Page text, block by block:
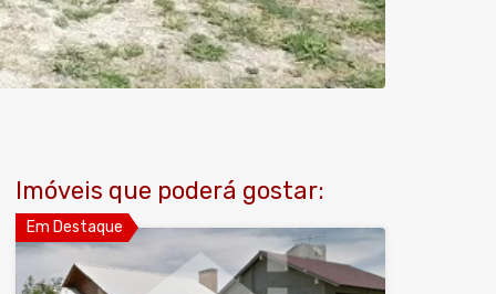
Imóveis que poderá gostar:
Em Destaque